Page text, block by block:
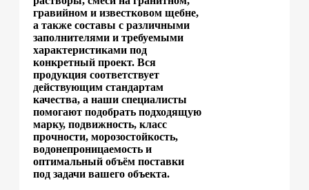
гравийном и известковом щебне,
а также составы с различными
заполнителями и требуемыми
характеристиками под
конкретный проект. Вся
продукция соответствует
действующим стандартам
качества, а наши специалисты
помогают подобрать подходящую
марку, подвижность, класс
прочности, морозостойкость,
водонепроницаемость и
оптимальный объём поставки
под задачи вашего объекта.